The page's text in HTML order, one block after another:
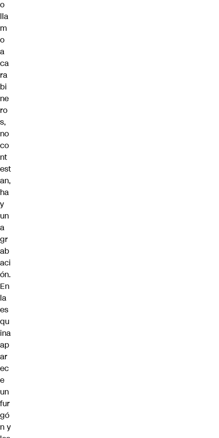
o
lla
m
o
a
ca
ra
bi
ne
ro
s,
no
co
nt
est
an,
ha
y
un
a
gr
ab
aci
ón.
En
la
es
qu
ina
ap
ar
ec
e
un
fur
gó
n y